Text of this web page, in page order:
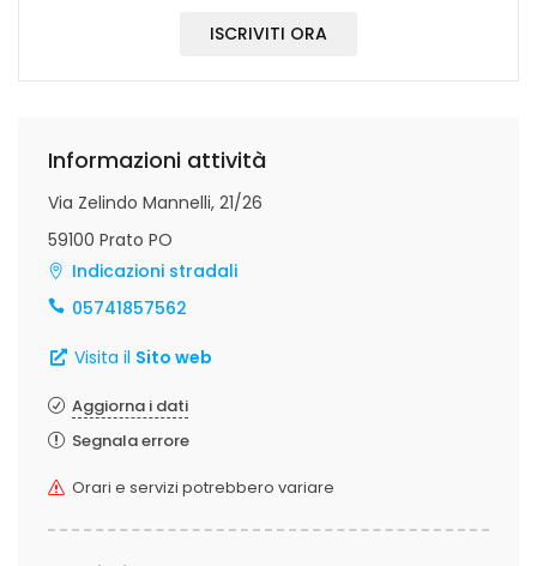
ISCRIVITI ORA
Informazioni attività
Via Zelindo Mannelli, 21/26
59100 Prato PO
Indicazioni stradali
05741857562
Visita il Sito web
Aggiorna i dati
Segnala errore
Orari e servizi potrebbero variare